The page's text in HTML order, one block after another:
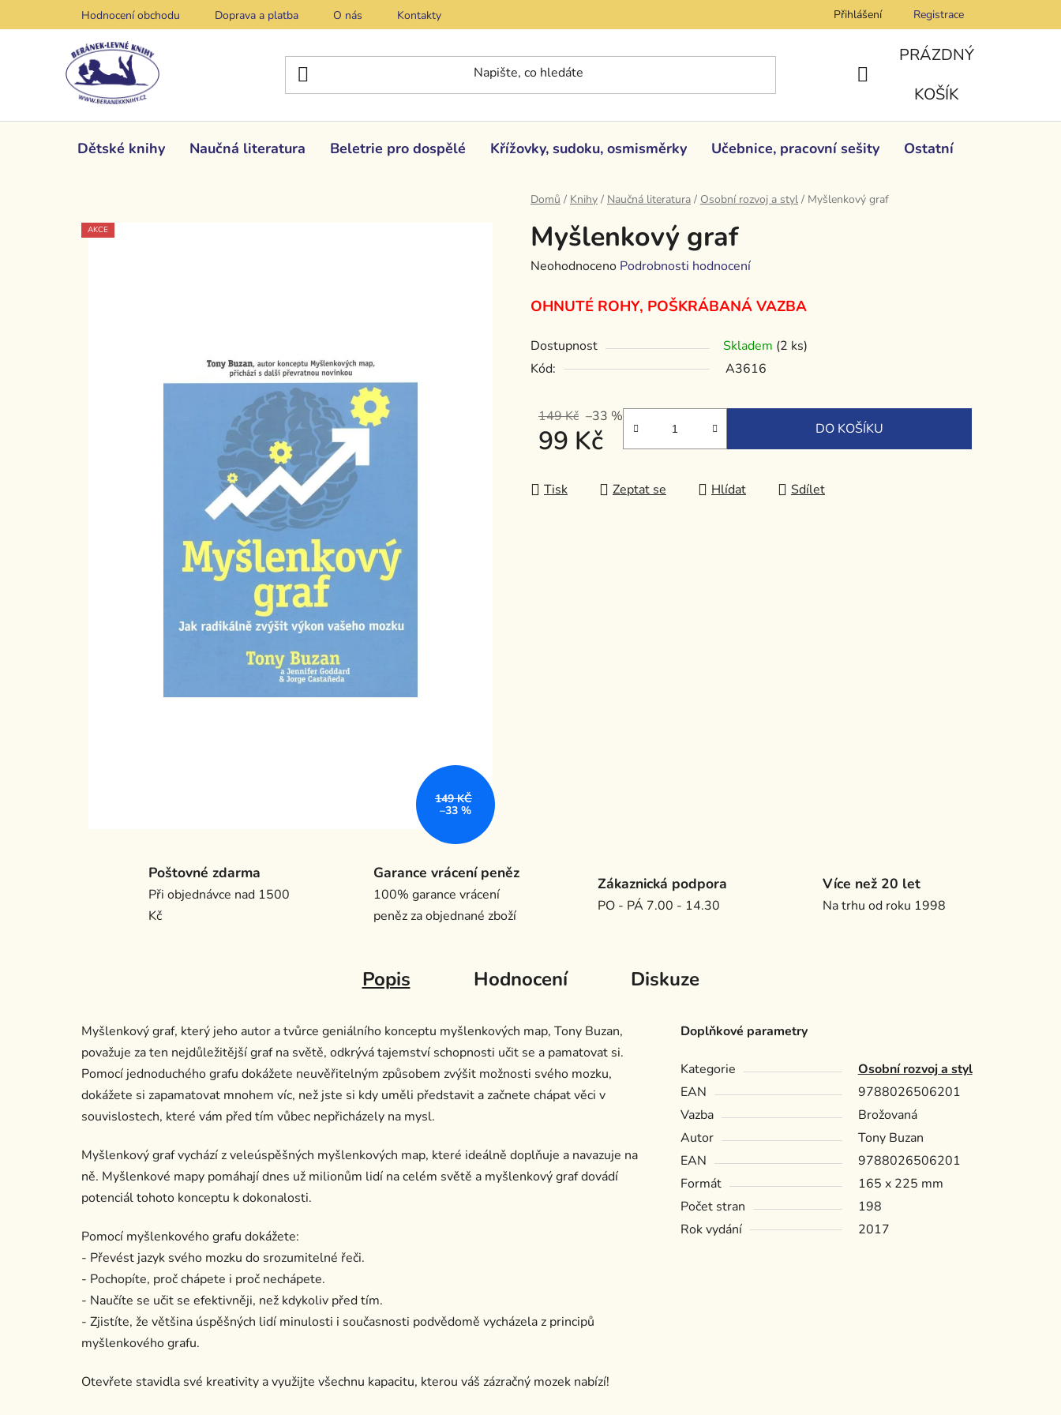
na
Hodnocení obchodu Doprava a platba O nás Kontakty Přihlášení Registrace
NÁKUPNÍ
PRÁZDNÝ
KOŠÍK
Dětské knihy Naučná literatura Beletrie pro dospělé Křížovky, sudoku, osmisměrky Učebnice, pracovní sešity Ostatní
Domů / Knihy / Naučná literatura / Osobní rozvoj a styl / Myšlenkový graf
Myšlenkový graf
Průměrné
produktu
0,0
z
hvězdiček.
Neohodnoceno Podrobnosti hodnocení
OHNUTÉ ROHY, POŠKRÁBANÁ VAZBA
Dostupnost Skladem (2 ks)
Kód:
A3616
149 Kč –33 %
99 Kč DO KOŠÍKU
Tisk Zeptat se Hlídat Sdílet
AKCE
149 KČ
–33 %
Poštovné zdarma
Při objednávce nad 1500
Kč
Garance vrácení peněz
100% garance vrácení
peněz za objednané zboží
Zákaznická podpora
PO - PÁ 7.00 - 14.30
Více než 20 let
Na trhu od roku 1998
Popis Hodnocení Diskuze
Myšlenkový graf, který jeho autor a tvůrce geniálního konceptu myšlenkových map, Tony Buzan,
považuje za ten nejdůležitější graf na světě, odkrývá tajemství schopnosti učit se a pamatovat si.
Pomocí jednoduchého grafu dokážete neuvěřitelným způsobem zvýšit možnosti svého mozku,
dokážete si zapamatovat mnohem víc, než jste si kdy uměli představit a začnete chápat věci v
souvislostech, které vám před tím vůbec nepřicházely na mysl.
Myšlenkový graf vychází z veleúspěšných myšlenkových map, které ideálně doplňuje a navazuje na
ně. Myšlenkové mapy pomáhají dnes už milionům lidí na celém světě a myšlenkový graf dovádí
potenciál tohoto konceptu k dokonalosti.
Pomocí myšlenkového grafu dokážete:
- Převést jazyk svého mozku do srozumitelné řeči.
- Pochopíte, proč chápete i proč nechápete.
- Naučíte se učit se efektivněji, než kdykoliv před tím.
- Zjistíte, že většina úspěšných lidí minulosti i současnosti podvědomě vycházela z principů
myšlenkového grafu.
Otevřete stavidla své kreativity a využijte všechnu kapacitu, kterou váš zázračný mozek nabízí!
Doplňkové parametry
Kategorie
Osobní rozvoj a styl
EAN
9788026506201
Vazba
Brožovaná
Autor
Tony Buzan
EAN
9788026506201
Formát
165 x 225 mm
Počet stran
198
Rok vydání
2017